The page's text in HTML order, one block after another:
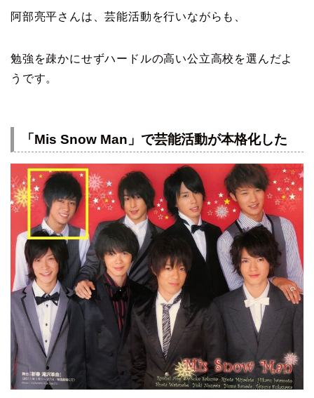
阿部亮平さんは、芸能活動を行いながらも、
勉強を疎かにせずハードルの高い公立高校を選んだよ
うです。
「Mis Snow Man」で芸能活動が本格化した